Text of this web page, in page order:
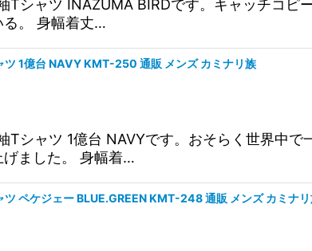
Tシャツ INAZUMA BIRDです。キャッチコ
る。 身幅着丈…
1億台 NAVY KMT-250 通販 メンズ カミナリ族
Tシャツ 1億台 NAVYです。おそらく世界中
げました。 身幅着…
ペケジェー BLUE.GREEN KMT-248 通販 メンズ カミナ